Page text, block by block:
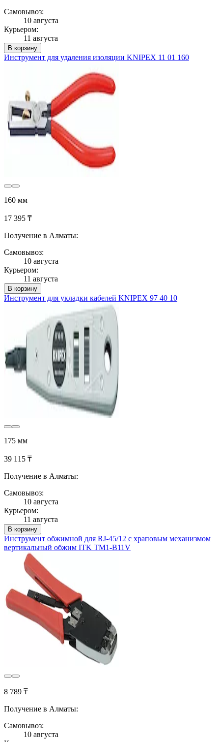
Самовывоз:
10 августа
Курьером:
11 августа
В корзину
Инструмент для удаления изоляции KNIPEX 11 01 160
160 мм
17 395 ₸
Получение в Алматы:
Самовывоз:
10 августа
Курьером:
11 августа
В корзину
Инструмент для укладки кабелей KNIPEX 97 40 10
175 мм
39 115 ₸
Получение в Алматы:
Самовывоз:
10 августа
Курьером:
11 августа
В корзину
Инструмент обжимной для RJ-45/12 с храповым механизмом
вертикальный обжим ITK TM1-B11V
8 789 ₸
Получение в Алматы:
Самовывоз:
10 августа